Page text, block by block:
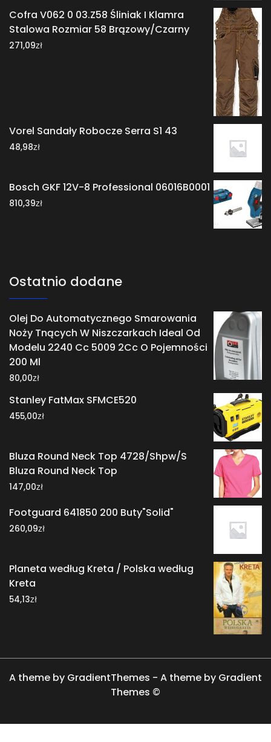
Cofra V062 0 03.Z58 Śliniak I Klamra
Stalowa Rozmiar 58 Brązowy/Czarny
271,09zł
Vorel Sandały Robocze Serra S1 43
48,98zł
Bosch GKF 12V-8 Professional 06016B0001
810,39zł
Ostatnio dodane
Olej Do Automatycznego Smarowania
Noży Tnących W Niszczarkach Ideal Od
Modelu 2240 Cc 5009 2Cc O Pojemności
200 Ml
80,00zł
Stanley FatMax SFMCE520
455,00zł
Bluza Round Neck Top 4728/Shpw/S
Bluza Round Neck Top
147,00zł
Footguard 641850 200 Buty"Solid"
260,09zł
Planeta według Kreta / Polska według
Kreta
54,13zł
A theme by GradientThemes - A theme by Gradient
Themes ©